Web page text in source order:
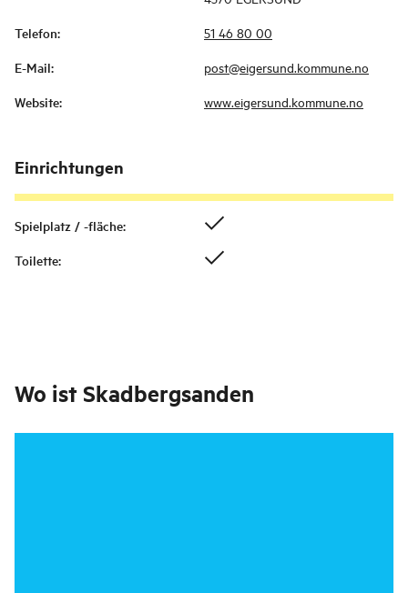
Telefon: 51 46 80 00
E-Mail: post@eigersund.kommune.no
Website: www.eigersund.kommune.no
Einrichtungen
Spielplatz / -fläche:
Toilette:
Wo ist Skadbergsanden